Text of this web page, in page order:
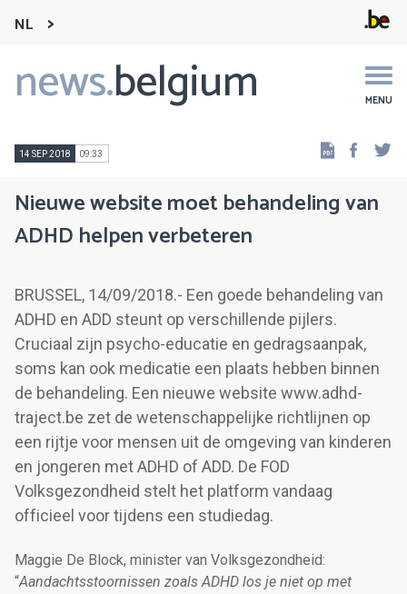
NL
news.belgium MENU
Main
navigation
14 SEP 2018 09:33
Nieuwe website moet behandeling van
ADHD helpen verbeteren
BRUSSEL, 14/09/2018.- Een goede behandeling van
ADHD en ADD steunt op verschillende pijlers.
Cruciaal zijn psycho-educatie en gedragsaanpak,
soms kan ook medicatie een plaats hebben binnen
de behandeling. Een nieuwe website www.adhd-
traject.be zet de wetenschappelijke richtlijnen op
een rijtje voor mensen uit de omgeving van kinderen
en jongeren met ADHD of ADD. De FOD
Volksgezondheid stelt het platform vandaag
officieel voor tijdens een studiedag.
Maggie De Block, minister van Volksgezondheid:
“Aandachtsstoornissen zoals ADHD los je niet op met